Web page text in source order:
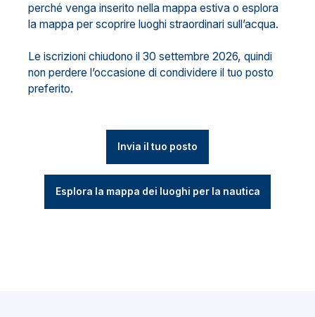
perché venga inserito nella mappa estiva o esplora
la mappa per scoprire luoghi straordinari sull’acqua.
Le iscrizioni chiudono il 30 settembre 2026, quindi
non perdere l’occasione di condividere il tuo posto
preferito.
Invia il tuo posto
Esplora la mappa dei luoghi per la nautica